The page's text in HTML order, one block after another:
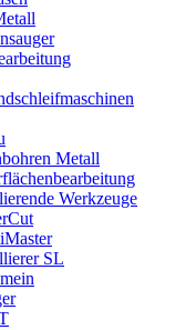
Metall
Werkzeuge
SL